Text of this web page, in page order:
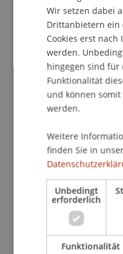
Investoren, des
politischen
zu bündeln und eine
bezüglich einer
anzuregen.
In dieser
auf den
Umsetzung von ESG-
primär auf Aktien
und die Umsetzung
Investitionsstrategie
dessen wird auf die
Kundenbedürfnisse
steigende Gefahr
Wir setzen dabei
Drittanbietern ein
Cookies erst
werden.
hingegen sind für
Funktionalität
und können
werden.
Weitere
finden Sie in
Unbedingt
erforderlich
Funktionalität